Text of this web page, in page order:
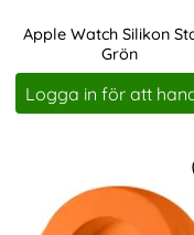
Apple Watch Silikon
Grön
Art. nr 219192
Logga in för att